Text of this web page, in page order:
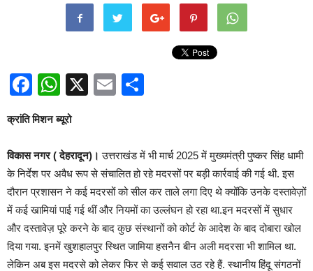
Facebook
WhatsApp
X Email
क्रांति मिशन ब्यूरो
विकास नगर ( देहरादून)। उत्तराखंड में भी मार्च 2025 में मुख्यमंत्री पुष्कर सिंह धामी
के निर्देश पर अवैध रूप से संचालित हो रहे मदरसों पर बड़ी कार्रवाई की गई थी. इस
दौरान प्रशासन ने कई मदरसों को सील कर ताले लगा दिए थे क्योंकि उनके दस्तावेज़ों
में कई खामियां पाई गई थीं और नियमों का उल्लंघन हो रहा था.इन मदरसों में सुधार
और दस्तावेज़ पूरे करने के बाद कुछ संस्थानों को कोर्ट के आदेश के बाद दोबारा खोल
दिया गया. इनमें खुशहालपुर स्थित जामिया हसनैन बीन अली मदरसा भी शामिल था.
लेकिन अब इस मदरसे को लेकर फिर से कई सवाल उठ रहे हैं. स्थानीय हिंदू संगठनों